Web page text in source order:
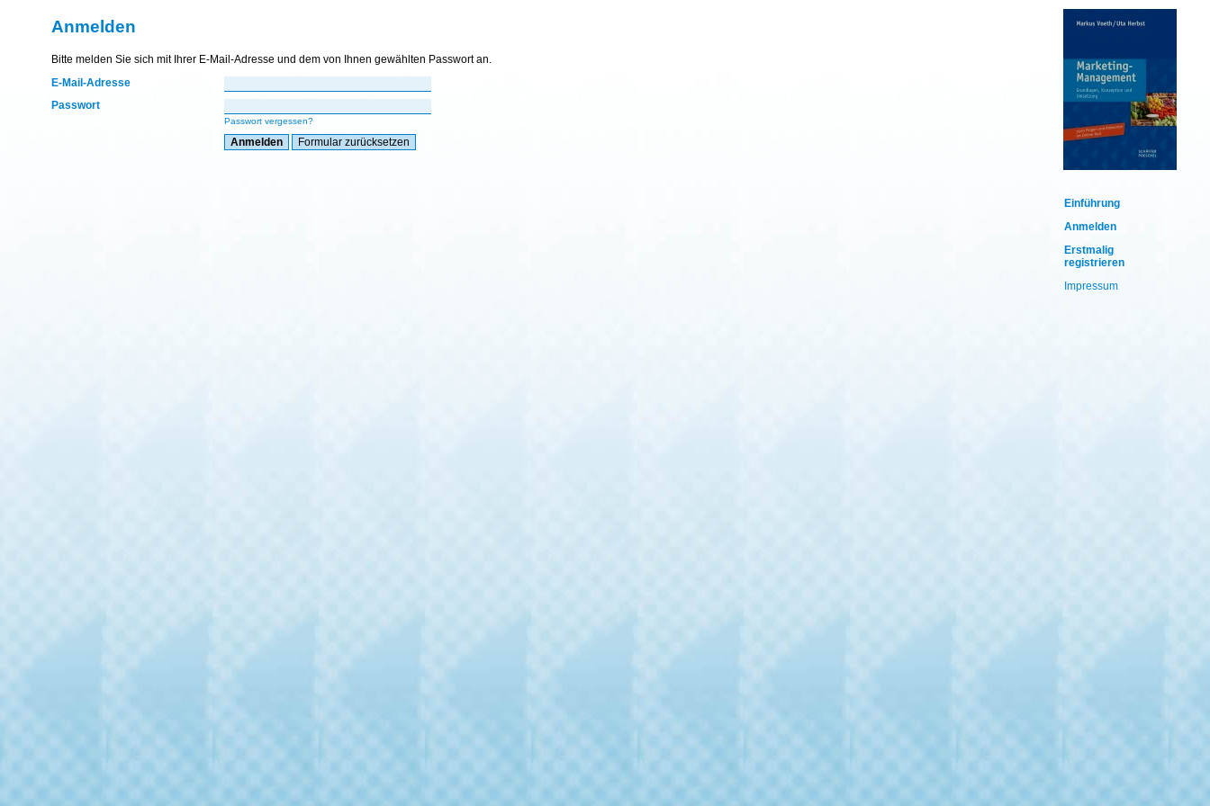
Einführung
Anmelden
Erstmalig
registrieren
Impressum
Anmelden
Bitte melden Sie sich mit Ihrer E-Mail-Adresse und dem von Ihnen gewählten Passwort an.
E-Mail-Adresse
Passwort
Passwort vergessen?